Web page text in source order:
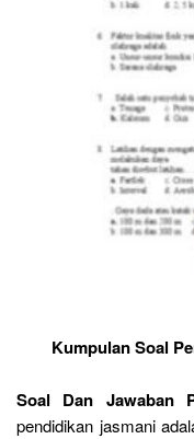
Kumpulan Soal
Soal Dan Jawaban
pendidikan jasmani